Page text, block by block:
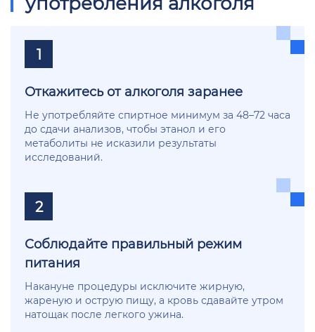
1
Откажитесь от алкоголя заранее
Не употребляйте спиртное минимум за 48–72 часа
до сдачи анализов, чтобы этанол и его
метаболиты не исказили результаты
исследований.
2
Соблюдайте правильный режим
питания
Накануне процедуры исключите жирную,
жареную и острую пищу, а кровь сдавайте утром
натощак после легкого ужина.